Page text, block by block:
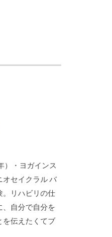
）・ヨガインス
オセイクラル バ
。リハビリの仕
、自分で自分を
を伝えたくてブ